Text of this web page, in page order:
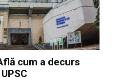
cum a decurs